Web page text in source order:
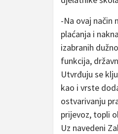
-Na ovaj način
plaćanja i
izabranih
funkcija,
Utvrđuju se
kao i vrste
ostvarivanju
prijevoz, topli
Uz navedeni